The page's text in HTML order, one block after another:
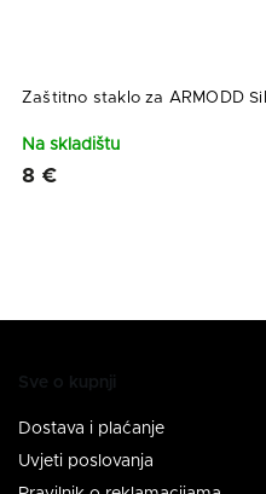
Zaštitno staklo za ARMODD
Na skladištu
8 €
Sve o kupnji
Dostava i plaćanje
Uvjeti poslovanja